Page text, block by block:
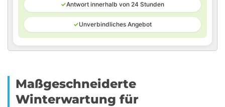
✓Antwort innerhalb von 24 Stunden
✓Unverbindliches Angebot
Maßgeschneiderte
Winterwartung für